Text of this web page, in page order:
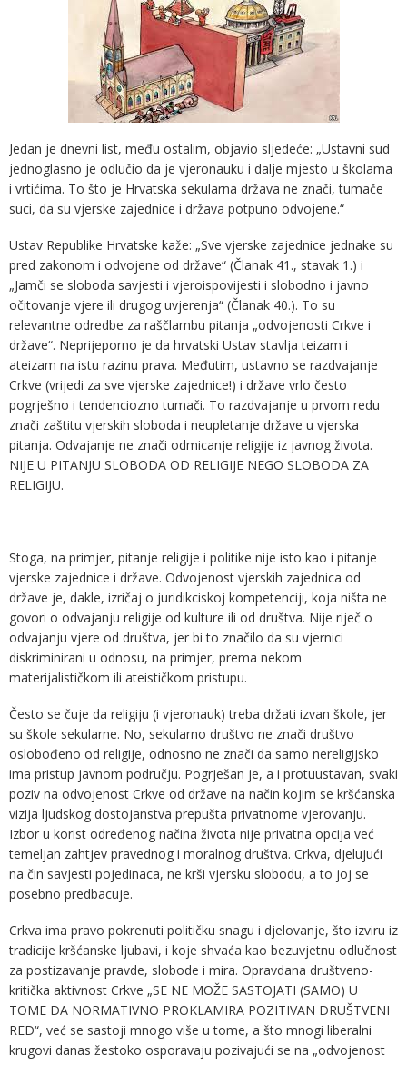
Jedan je dnevni list, među ostalim, objavio sljedeće: „Ustavni sud
jednoglasno je odlučio da je vjeronauku i dalje mjesto u školama
i vrtićima. To što je Hrvatska sekularna država ne znači, tumače
suci, da su vjerske zajednice i država potpuno odvojene.“
Ustav Republike Hrvatske kaže: „Sve vjerske zajednice jednake su
pred zakonom i odvojene od države“ (Članak 41., stavak 1.) i
„Jamči se sloboda savjesti i vjeroispovijesti i slobodno i javno
očitovanje vjere ili drugog uvjerenja“ (Članak 40.). To su
relevantne odredbe za raščlambu pitanja „odvojenosti Crkve i
države“. Neprijeporno je da hrvatski Ustav stavlja teizam i
ateizam na istu razinu prava. Međutim, ustavno se razdvajanje
Crkve (vrijedi za sve vjerske zajednice!) i države vrlo često
pogrješno i tendenciozno tumači. To razdvajanje u prvom redu
znači zaštitu vjerskih sloboda i neupletanje države u vjerska
pitanja. Odvajanje ne znači odmicanje religije iz javnog života.
NIJE U PITANJU SLOBODA OD RELIGIJE NEGO SLOBODA ZA
RELIGIJU.
Stoga, na primjer, pitanje religije i politike nije isto kao i pitanje
vjerske zajednice i države. Odvojenost vjerskih zajednica od
države je, dakle, izričaj o juridikciskoj kompetenciji, koja ništa ne
govori o odvajanju religije od kulture ili od društva. Nije riječ o
odvajanju vjere od društva, jer bi to značilo da su vjernici
diskriminirani u odnosu, na primjer, prema nekom
materijalističkom ili ateističkom pristupu.
Često se čuje da religiju (i vjeronauk) treba držati izvan škole, jer
su škole sekularne. No, sekularno društvo ne znači društvo
oslobođeno od religije, odnosno ne znači da samo nereligijsko
ima pristup javnom području. Pogrješan je, a i protuustavan, svaki
poziv na odvojenost Crkve od države na način kojim se kršćanska
vizija ljudskog dostojanstva prepušta privatnome vjerovanju.
Izbor u korist određenog načina života nije privatna opcija već
temeljan zahtjev pravednog i moralnog društva. Crkva, djelujući
na čin savjesti pojedinaca, ne krši vjersku slobodu, a to joj se
posebno predbacuje.
Crkva ima pravo pokrenuti političku snagu i djelovanje, što izviru iz
tradicije kršćanske ljubavi, i koje shvaća kao bezuvjetnu odlučnost
za postizavanje pravde, slobode i mira. Opravdana društveno-
kritička aktivnost Crkve „SE NE MOŽE SASTOJATI (SAMO) U
TOME DA NORMATIVNO PROKLAMIRA POZITIVAN DRUŠTVENI
RED“, već se sastoji mnogo više u tome, a što mnogi liberalni
krugovi danas žestoko osporavaju pozivajući se na „odvojenost